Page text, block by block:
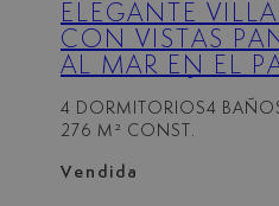
ELEGANTE
CON VISTAS
AL MAR EN EL
4 DORMITORIOS4
276 M² CONST.
Vendida